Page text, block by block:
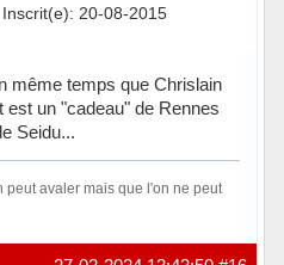
Inscrit(e): 20-08-2015
même temps que Chrislain
un "cadeau" de Rennes
Seidu...
avaler mais que l'on ne peut